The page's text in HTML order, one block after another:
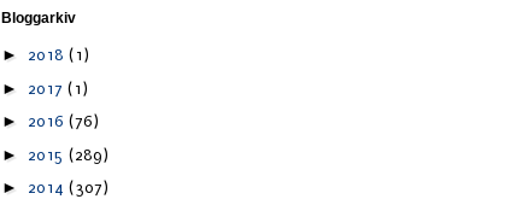
Bloggarkiv
► 2018 (1)
► 2017 (1)
► 2016 (76)
► 2015 (289)
► 2014 (307)